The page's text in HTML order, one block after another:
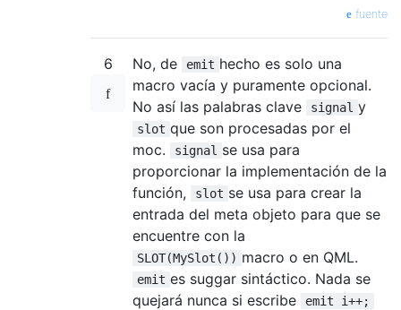
fuente
6 No, de emit hecho es solo una
macro vacía y puramente opcional.
No así las palabras clave
signal y
slot que son procesadas por el
moc.
signal se usa para
proporcionar la implementación de la
función,
slot se usa para crear la
entrada del meta objeto para que se
encuentre con la
SLOT(MySlot()) macro o en QML.
emit es suggar sintáctico. Nada se
quejará nunca si escribe
emit i++;